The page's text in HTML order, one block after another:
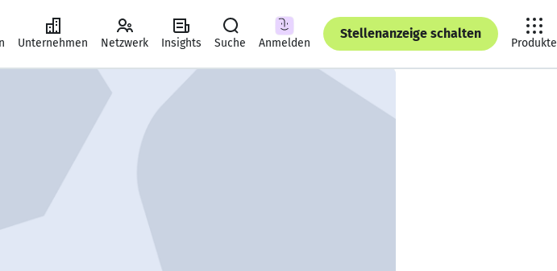
Unternehmen Netzwerk Insights Suche Anmelden
Stellenanzeige schalten
Produkte